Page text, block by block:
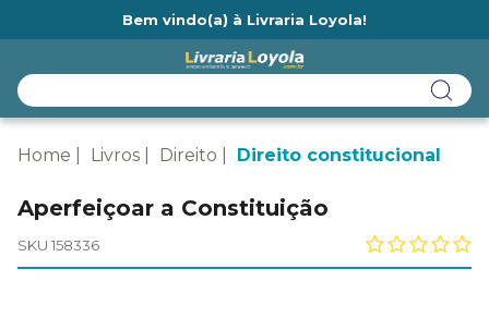
Bem vindo(a) à Livraria Loyola!
Home Livros Direito Direito constitucional
Aperfeiçoar a Constituição
SKU 158336